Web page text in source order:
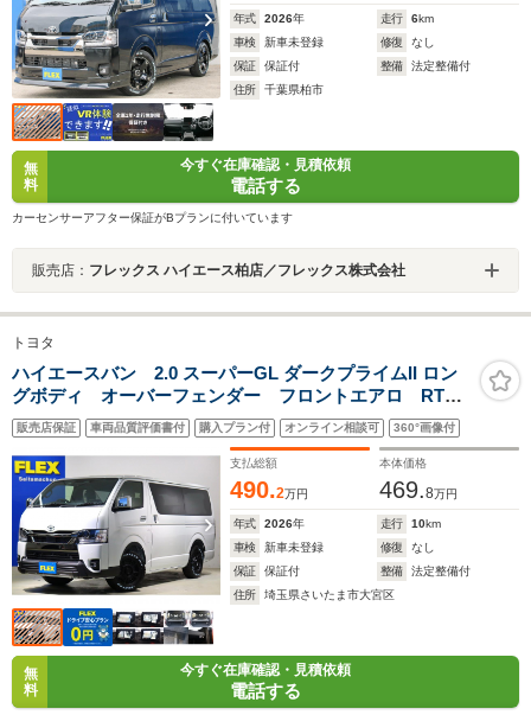
年式 2026年 走行 6km
車検
新車未登録 修復
なし
保証
保証付 整備
法定整備付
住所
千葉県柏市
無
料
今すぐ在庫確認・見積依頼
電話する
カーセンサーアフター保証がBプランに付いています
販売店： フレックス ハイエース柏店／フレックス株式会社
トヨタ
ハイエースバン 2.0 スーパーGL ダークプライムII ロン
グボディ オーバーフェンダー フロントエアロ RTタ
イヤ 16インチAW LEDテール ベッドキット デジタ
ルインナーミラー パノラミックビューモニター 電動
ドア LEDヘッドライト 8インチDA HDMI トヨタセ
ーフティ
販売店保証 車両品質評価書付 購入プラン付 オンライン相談可 360°画像付
支払総額
490.2万円
本体価格
469.8万円
年式 2026年 走行 10km
車検
新車未登録 修復
なし
保証
保証付 整備
法定整備付
住所
埼玉県さいたま市大宮区
無
料
今すぐ在庫確認・見積依頼
電話する